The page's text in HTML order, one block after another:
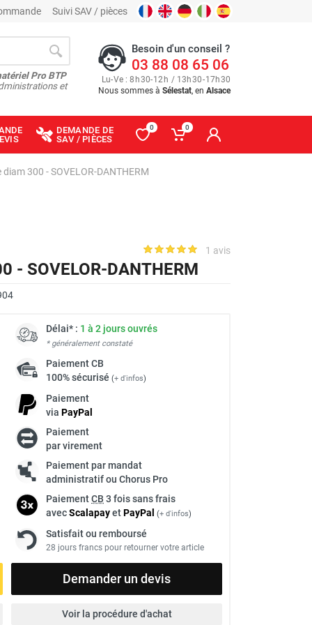
Suivi SAV / pièces
Pro BTP
et
Besoin d'un conseil ?
03 88 08 65 06
Lu-Ve : 8h30-12h / 13h30-17h30
Nous sommes à Sélestat, en Alsace
DEMANDE DE
SAV / PIÈCES
0 0
300 - SOVELOR-DANTHERM
1 avis
- SOVELOR-DANTHERM
Délai* : 1 à 2 jours ouvrés
* généralement constaté
PaiementCB
100% sécurisé (+ d'infos)
Paiement
via PayPal
Paiement
par virement
Paiement par mandat
administratif ou Chorus Pro
PaiementCB 3 fois sans frais
avecScalapayetPayPal (+ d'infos)
Satisfait ou remboursé
28 jours francs pour retourner votre article
Demander un devis
Voir la procédure d'achat